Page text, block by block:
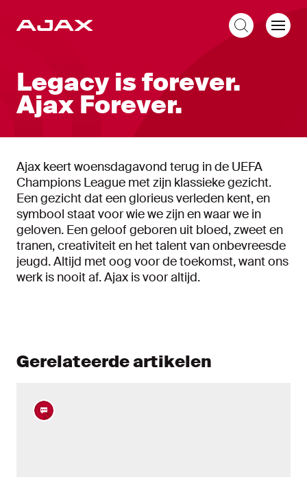
Legacy is forever.
Ajax Forever.
Ajax keert woensdagavond terug in de UEFA
Champions League met zijn klassieke gezicht.
Een gezicht dat een glorieus verleden kent, en
symbool staat voor wie we zijn en waar we in
geloven. Een geloof geboren uit bloed, zweet en
tranen, creativiteit en het talent van onbevreesde
jeugd. Altijd met oog voor de toekomst, want ons
werk is nooit af. Ajax is voor altijd.
Gerelateerde artikelen